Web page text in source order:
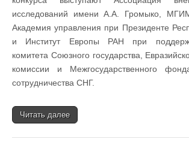
исследований имени А.А. Громыко,
Академия управления при Президенте
и Институт Европы РАН при
комитета Союзного государства,
комиссии и Межгосударственного
сотрудничества СНГ.
Читать далее